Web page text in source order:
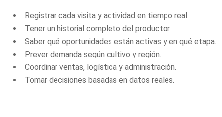
Registrar cada visita y actividad en tiempo real.
Tener un historial completo del productor.
Saber qué oportunidades están activas y en qué etapa.
Prever demanda según cultivo y región.
Coordinar ventas, logística y administración.
Tomar decisiones basadas en datos reales.